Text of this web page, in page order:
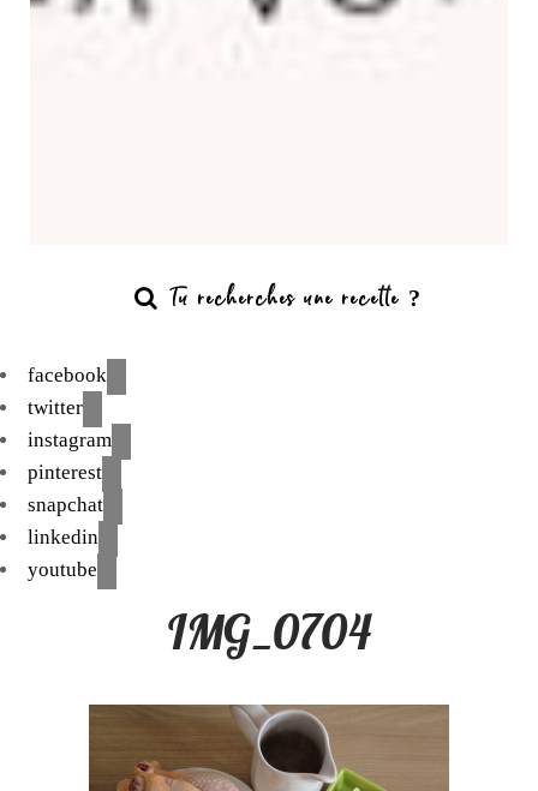
facebook
twitter
instagram
pinterest
snapchat
linkedin
youtube
IMG_0704